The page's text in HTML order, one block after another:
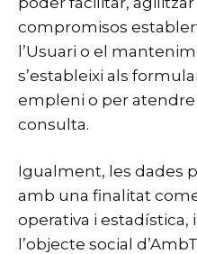
compromisos
l’Usuari o el
s’estableixi als
empleni o per atendre
consulta.
Igualment, les dades
amb una finalitat
operativa i estadística,
l’objecte social